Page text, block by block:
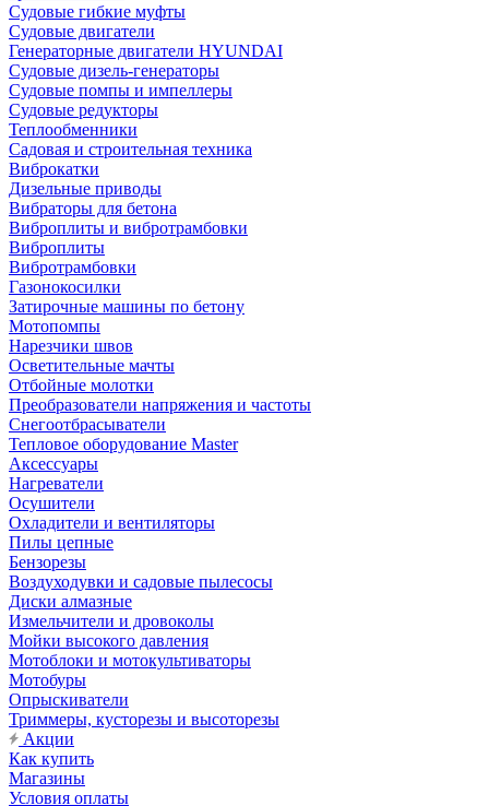
Судовые гибкие муфты
Судовые двигатели
Генераторные двигатели HYUNDAI
Судовые дизель-генераторы
Судовые помпы и импеллеры
Судовые редукторы
Теплообменники
Садовая и строительная техника
Виброкатки
Дизельные приводы
Вибраторы для бетона
Виброплиты и вибротрамбовки
Виброплиты
Вибротрамбовки
Газонокосилки
Затирочные машины по бетону
Мотопомпы
Нарезчики швов
Осветительные мачты
Отбойные молотки
Преобразователи напряжения и частоты
Снегоотбрасыватели
Тепловое оборудование Master
Аксессуары
Нагреватели
Осушители
Охладители и вентиляторы
Пилы цепные
Бензорезы
Воздуходувки и садовые пылесосы
Диски алмазные
Измельчители и дровоколы
Мойки высокого давления
Мотоблоки и мотокультиваторы
Мотобуры
Опрыскиватели
Триммеры, кусторезы и высоторезы
Акции
Как купить
Магазины
Условия оплаты